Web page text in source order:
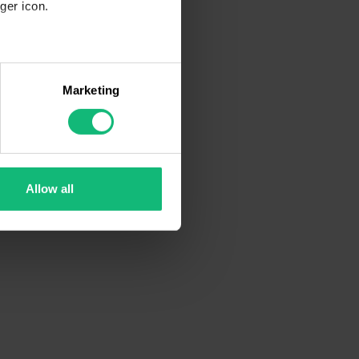
icon.
meters
who may combine it with
Marketing
Allow all